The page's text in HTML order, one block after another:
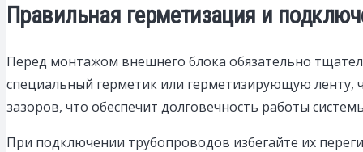
Правильная герметизация и
Перед монтажом внешнего блока обязательно
специальный герметик или герметизирующую ленту,
зазоров, что обеспечит долговечность работы
При подключении трубопроводов избегайте их